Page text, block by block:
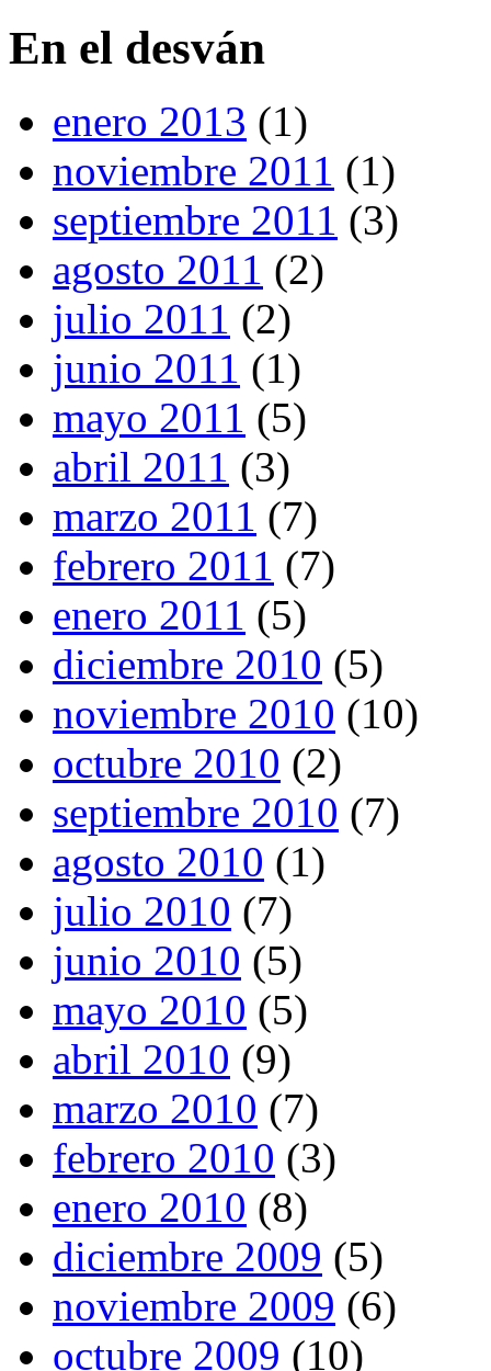
En el desván
enero 2013 (1)
noviembre 2011 (1)
septiembre 2011 (3)
agosto 2011 (2)
julio 2011 (2)
junio 2011 (1)
mayo 2011 (5)
abril 2011 (3)
marzo 2011 (7)
febrero 2011 (7)
enero 2011 (5)
diciembre 2010 (5)
noviembre 2010 (10)
octubre 2010 (2)
septiembre 2010 (7)
agosto 2010 (1)
julio 2010 (7)
junio 2010 (5)
mayo 2010 (5)
abril 2010 (9)
marzo 2010 (7)
febrero 2010 (3)
enero 2010 (8)
diciembre 2009 (5)
noviembre 2009 (6)
octubre 2009 (10)